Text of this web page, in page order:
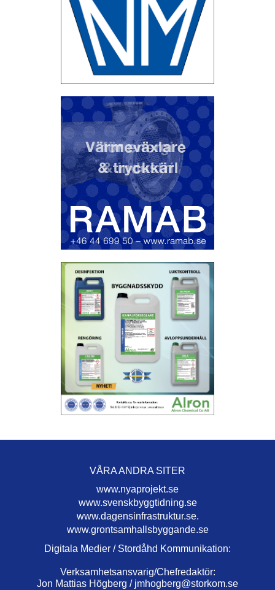
VÅRA ANDRA SITER
www.nyaprojekt.se
www.svenskbyggtidning.se
www.dagensinfrastruktur.se.
www.grontsamhallsbyggande.se
Digitala Medier / Stordåhd Kommunikation:
Verksamhetsansvarig/Chefredaktör:
Jon Mattias Högberg / jmhogberg@storkom.se